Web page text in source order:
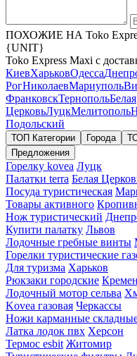
ПОХОЖИЕ НА Toko
{UNIT}
Toko Express Maxi с
КиевХарьковОдесса
РогНиколаевМариуполь
ФранковскТернопольБелая
ЦерковьЛуцкМелитополь
Подольский
ТОП Категории Города
Предложения
Горелку kovea Луцк
Палатки terra Белая
Посуда туристическая
Товары активного
Нож туристический
Купити палатку Львов
Лодочные гребные винты
Горелки туристические
Для туризма Харьков
Рюкзаки городские
Лодочный мотор сельва
Kovea газовая Черкассы
Ножи карманные
Латка лодок пвх Херсон
Термос esbit Житомир